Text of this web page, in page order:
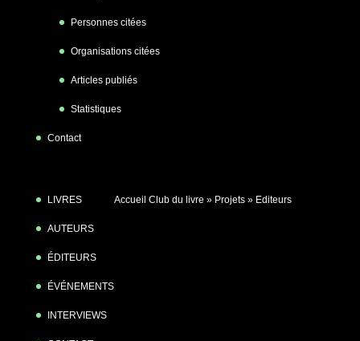
Personnes citées
Organisations citées
Articles publiés
Statistiques
Contact
LIVRES
AUTEURS
ÉDITEURS
ÉVÉNEMENTS
INTERVIEWS
Accueil Club du livre » Projets» Editeurs